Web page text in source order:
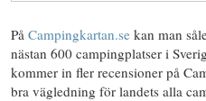
På Campingkartan.se kan man
nästan 600 campingplatser i
kommer in fler recensioner på
bra vägledning för landets alla